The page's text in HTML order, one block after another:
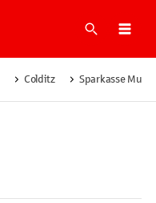
Suche
Colditz Sparkasse